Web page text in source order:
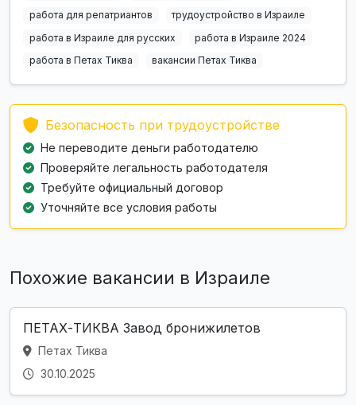
работа для репатриантов
трудоустройство в Израиле
работа в Израиле для русских
работа в Израиле 2024
работа в Петах Тиква
вакансии Петах Тиква
Безопасность при трудоустройстве
Не переводите деньги работодателю
Проверяйте легальность работодателя
Требуйте официальный договор
Уточняйте все условия работы
Похожие вакансии в Израиле
ПЕТАХ-ТИКВА Завод бронижилетов
Петах Тиква
30.10.2025